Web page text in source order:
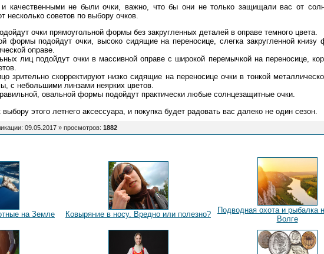
качественными не были очки, важно, что бы они не только защищали вас от
несколько советов по выбору очков.
очки прямоугольной формы без закругленных деталей в оправе темного цвета.
формы подойдут очки, высоко сидящие на переносице, слегка закругленной
оправе.
лиц подойдут очки в массивной оправе с широкой перемычкой на переносице,
зрительно скорректируют низко сидящие на переносице очки в тонкой
с небольшими линзами неярких цветов.
овальной формы подойдут практически любые солнцезащитные очки.
этого летнего аксессуара, и покупка будет радовать вас далеко не один сезон.
09.05.2017 » просмотров: 1882
на Земле Ковыряние в носу. Вредно или полезно?
Подводная охота и рыбалка
Волге